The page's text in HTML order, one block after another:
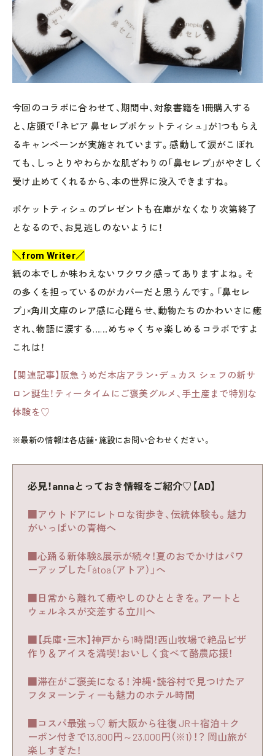
今回のコラボに合わせて、期間中、対象書籍を1冊購入する
と、店頭で「ネピア 鼻セレブポケットティシュ」が1つもらえ
るキャンペーンが実施されています。感動して涙がこぼれ
ても、しっとりやわらかな肌ざわりの「鼻セレブ」がやさしく
受け止めてくれるから、本の世界に没入できますね。
ポケットティシュのプレゼントも在庫がなくなり次第終了
となるので、お見逃しのないように！
＼from Writer／
紙の本でしか味わえないワクワク感ってありますよね。そ
の多くを担っているのがカバーだと思うんです。「鼻セレ
ブ」×角川文庫のレア感に心躍らせ、動物たちのかわいさに癒
され、物語に涙する……めちゃくちゃ楽しめるコラボですよ
これは！
【関連記事】阪急うめだ本店アラン・デュカス シェフの新サ
ロン誕生！ティータイムにご褒美グルメ、手土産まで特別な
体験を♡
※最新の情報は各店舗・施設にお問い合わせください。
必見！annaとっておき情報をご紹介♡【AD】
■アウトドアにレトロな街歩き、伝統体験も。魅力
がいっぱいの青梅へ
■心踊る新体験&展示が続々！夏のおでかけはパワ
ーアップした「átoa（アトア）」へ
■日常から離れて癒やしのひとときを。アートと
ウェルネスが交差する立川へ
■【兵庫・三木】神戸から1時間！西山牧場で絶品ピザ
作り＆アイスを満喫！おいしく食べて酪農応援！
■滞在がご褒美になる！ 沖縄・読谷村で見つけたア
フタヌーンティーも魅力のホテル時間
■コスパ最強っ♡ 新大阪から往復 JR＋宿泊＋ク
ーポン付きで13,800円～23,000円（※1）！？ 岡山旅が
楽しすぎた！